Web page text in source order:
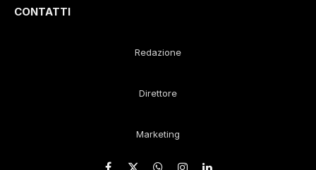
CONTATTI
Redazione
Direttore
Marketing